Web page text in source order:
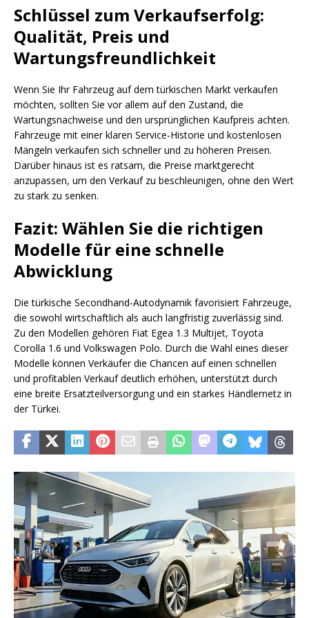
Schlüssel zum Verkaufserfolg:
Qualität, Preis und
Wartungsfreundlichkeit
Wenn Sie Ihr Fahrzeug auf dem türkischen Markt verkaufen
möchten, sollten Sie vor allem auf den Zustand, die
Wartungsnachweise und den ursprünglichen Kaufpreis achten.
Fahrzeuge mit einer klaren Service-Historie und kostenlosen
Mängeln verkaufen sich schneller und zu höheren Preisen.
Darüber hinaus ist es ratsam, die Preise marktgerecht
anzupassen, um den Verkauf zu beschleunigen, ohne den Wert
zu stark zu senken.
Fazit: Wählen Sie die richtigen
Modelle für eine schnelle
Abwicklung
Die türkische Secondhand-Autodynamik favorisiert Fahrzeuge,
die sowohl wirtschaftlich als auch langfristig zuverlässig sind.
Zu den Modellen gehören Fiat Egea 1.3 Multijet, Toyota
Corolla 1.6 und Volkswagen Polo. Durch die Wahl eines dieser
Modelle können Verkäufer die Chancen auf einen schnellen
und profitablen Verkauf deutlich erhöhen, unterstützt durch
eine breite Ersatzteilversorgung und ein starkes Händlernetz in
der Türkei.